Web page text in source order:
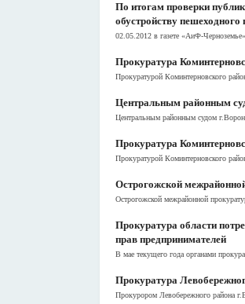
По итогам проверки
обустройству
02.05.2012 в газете «АиФ-
Прокуратура
Прокуратурой Коминтерновского
Центральным районным
Центральным районным судом
Прокуратура
Прокуратурой Коминтерновского
Острогожской
Острогожской межрайонной
Прокуратура области
прав предпринимателей
В мае текущего года органами
Прокуратура
Прокурором Левобережного района